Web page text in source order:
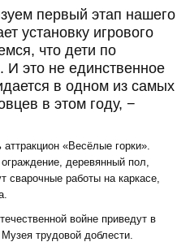
первый этап нашего
установку игрового
что дети по
И это не единственное
в одном из самых
в этом году, −
«Весёлые горки».
деревянный пол,
сварочные работы на каркасе,
войне приведут в
трудовой доблести.